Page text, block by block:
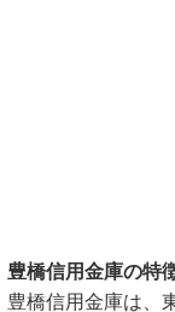
豊橋信用金庫の特
豊橋信用金庫は、